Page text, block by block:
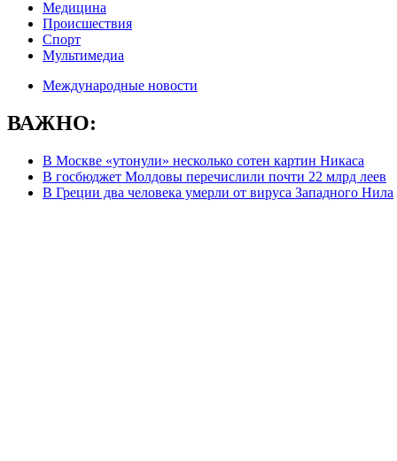
Медицина
Происшествия
Спорт
Мультимедиа
Международные новости
ВАЖНО:
В Москве «утонули» несколько сотен картин Никаса
В госбюджет Молдовы перечислили почти 22 млрд леев
В Греции два человека умерли от вируса Западного Нила